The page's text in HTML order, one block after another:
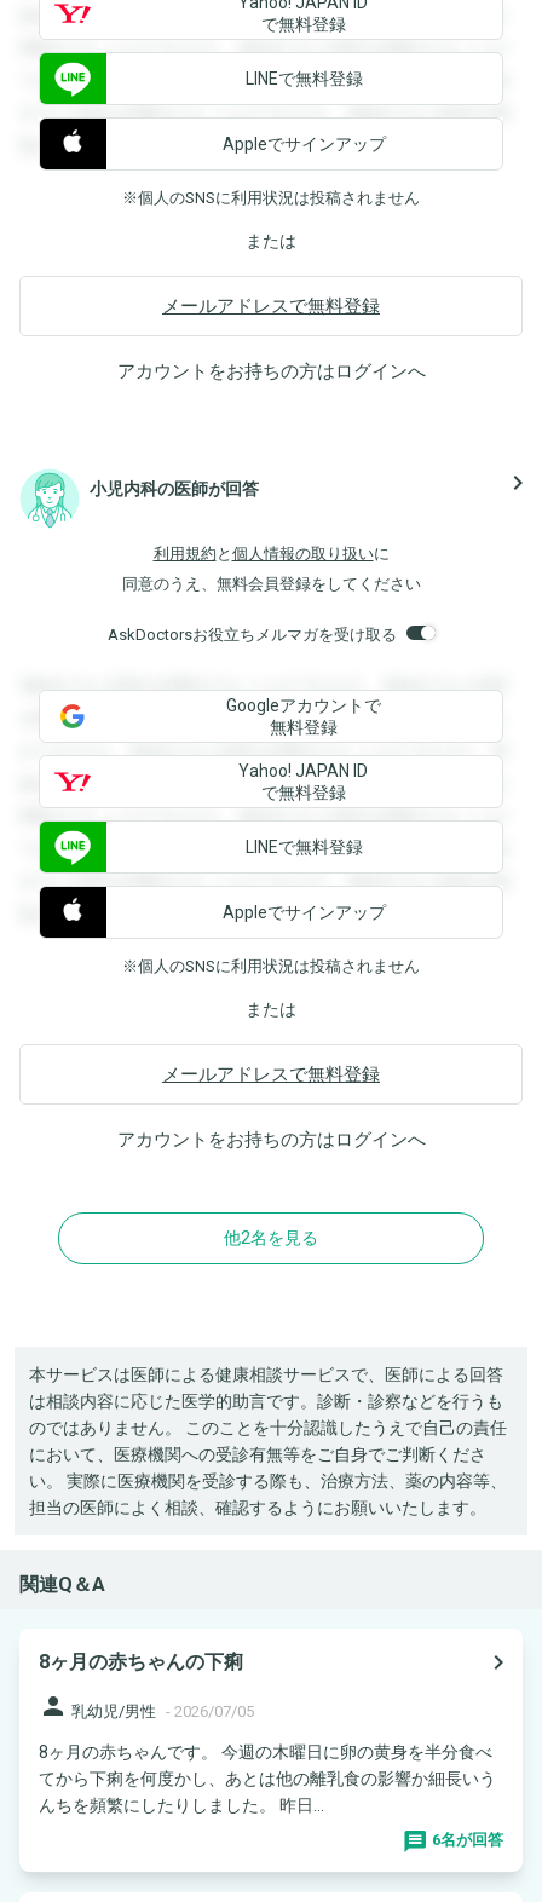
録すると回答を閲覧することができます。登録すると回答を
閲覧することができます。登録すると回答を閲覧することが
できます。登録すると回答を閲覧することができます。登録
すると回答を閲覧することができます。登録すると回答を閲
覧することができます。
で無料登録
LINEで無料登録
Appleでサインアップ
※個人のSNSに利用状況は投稿されません
または
メールアドレスで無料登録
アカウントをお持ちの方はログインへ
小児内科の医師が回答 navigate_next
利用規約 と 個人情報の取り扱いに
同意のうえ、無料会員登録をしてください
AskDoctorsお役立ちメルマガを受け取る
登録すると回答を閲覧することができます。登録すると回答
を閲覧することができます。登録すると回答を閲覧すること
ができます。登録すると回答を閲覧することができます。登
録すると回答を閲覧することができます。登録すると回答を
閲覧することができます。登録すると回答を閲覧することが
できます。登録すると回答を閲覧することができます。登録
すると回答を閲覧することができます。登録すると回答を閲
覧することができます。
Googleアカウントで
無料登録
Yahoo! JAPAN ID
で無料登録
LINEで無料登録
Appleでサインアップ
※個人のSNSに利用状況は投稿されません
または
メールアドレスで無料登録
アカウントをお持ちの方はログインへ
他2名を見る
本サービスは医師による健康相談サービスで、医師による回答
は相談内容に応じた医学的助言です。診断・診察などを行うも
のではありません。 このことを十分認識したうえで自己の責任
において、医療機関への受診有無等をご自身でご判断くださ
い。 実際に医療機関を受診する際も、治療方法、薬の内容等、
担当の医師によく相談、確認するようにお願いいたします。
関連Q＆A
8ヶ月の赤ちゃんの下痢
navigate_next
person 乳幼児/男性 - 2026/07/05
8ヶ月の赤ちゃんです。 今週の木曜日に卵の黄身を半分食べ
てから下痢を何度かし、あとは他の離乳食の影響か細長いう
んちを頻繁にしたりしました。 昨日...
6名が回答